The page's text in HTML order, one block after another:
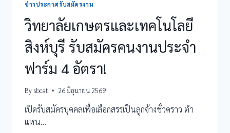
ประจำ
ปีงบประมาณ
2569
ข่าวประกาศรับสมัครงาน
วิทยาลัยเกษตรและเทคโนโลยี
สิงห์บุรี รับสมัครคนงานประจำ
ฟาร์ม 4 อัตรา!
By sbcat 26 มิถุนายน 2569
เปิดรับสมัครบุคคลเพื่อเลือกสรรเป็นลูกจ้างชั่วคราว ตำ
แหน…